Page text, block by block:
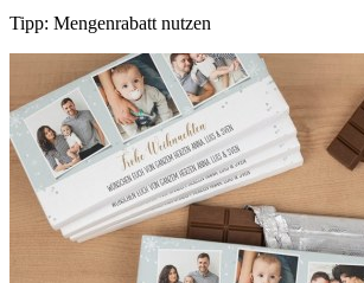
Tipp: Mengenrabatt nutzen